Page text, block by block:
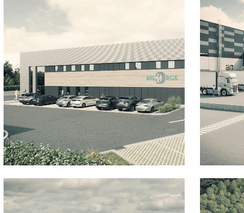
Bureaux
Industriel